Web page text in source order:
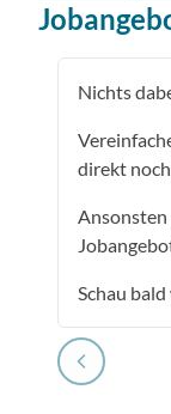
Nichts
direkt
Ansonsten
Schau